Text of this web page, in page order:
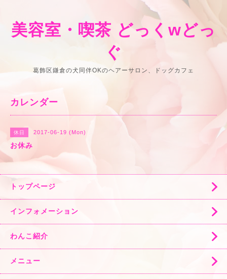
美容室・喫茶 どっくwどっ
ぐ
葛飾区鎌倉の犬同伴OKのヘアーサロン、ドッグカフェ
カレンダー
休日 2017-06-19 (Mon)
お休み
トップページ
インフォメーション
わんこ紹介
メニュー